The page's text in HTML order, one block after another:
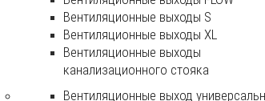
Вентиляционные выходы S
Вентиляционные выходы XL
Вентиляционные выходы
канализационного стояка
Вентиляционные выход